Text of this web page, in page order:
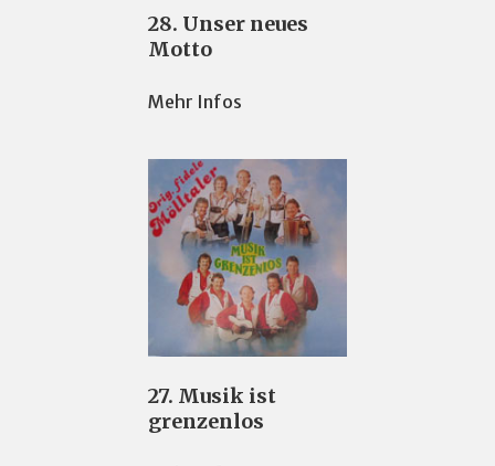
28. Unser neues
Motto
Mehr Infos
27. Musik ist
grenzenlos